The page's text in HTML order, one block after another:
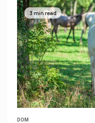
3 min read
DOM